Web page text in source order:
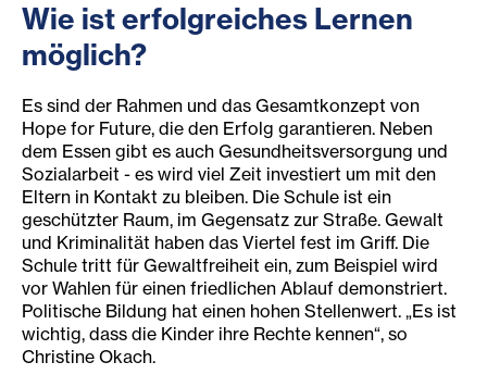
Wie ist erfolgreiches Lernen
möglich?
Es sind der Rahmen und das Gesamtkonzept von
Hope for Future, die den Erfolg garantieren. Neben
dem Essen gibt es auch Gesundheitsversorgung und
Sozialarbeit - es wird viel Zeit investiert um mit den
Eltern in Kontakt zu bleiben. Die Schule ist ein
geschützter Raum, im Gegensatz zur Straße. Gewalt
und Kriminalität haben das Viertel fest im Griff. Die
Schule tritt für Gewaltfreiheit ein, zum Beispiel wird
vor Wahlen für einen friedlichen Ablauf demonstriert.
Politische Bildung hat einen hohen Stellenwert. „Es ist
wichtig, dass die Kinder ihre Rechte kennen“, so
Christine Okach.